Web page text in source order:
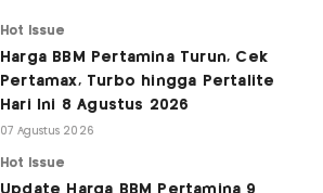
Hot Issue
Harga BBM Pertamina Turun, Cek
Pertamax, Turbo hingga Pertalite
Hari Ini 8 Agustus 2026
07 Agustus 2026
Hot Issue